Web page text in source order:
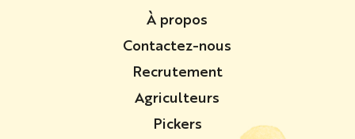
À propos
Contactez-nous
Recrutement
Agriculteurs
Pickers